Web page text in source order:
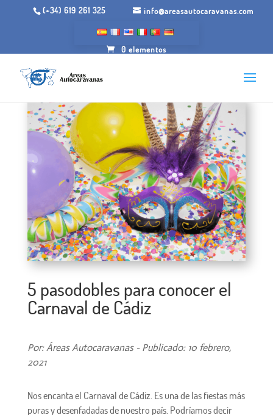
(+34) 619 261 325 info@areasautocaravanas.com
0 elementos
5 pasodobles para conocer el
Carnaval de Cádiz
Por: Áreas Autocaravanas - Publicado: 10 febrero,
2021
Nos encanta el Carnaval de Cádiz. Es una de las fiestas más
puras y desenfadadas de nuestro país. Podríamos decir